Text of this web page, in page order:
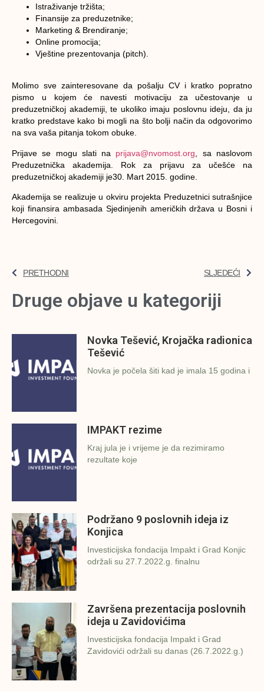
Istraživanje tržišta;
Finansije za preduzetnike;
Marketing & Brendiranje;
Online promocija;
Vještine prezentovanja (pitch).
Molimo sve zainteresovane da pošalju CV i kratko popratno
pismo u kojem će navesti motivaciju za učestovanje u
preduzetničkoj akademiji, te ukoliko imaju poslovnu ideju, da ju
kratko predstave kako bi mogli na što bolji način da odgovorimo
na sva vaša pitanja tokom obuke.
Prijave se mogu slati na prijava@nvomost.org , sa naslovom
Preduzetnička akademija. Rok za prijavu za učešće na
preduzetničkoj akademiji je30. Mart 2015. godine
Akademija se realizuje u okviru projekta Preduzetnici sutrašnjice
koji finansira ambasada Sjedinjenih američkih država u Bosni i
Hercegovini.
PRETHODNI SLJEDEĆI
Druge objave u kategoriji
Novka Tešević, Krojačka radionica
Tešević
Novka je počela šiti kad je imala 15 godina i
IMPAKT rezime
Kraj jula je i vrijeme je da rezimiramo
rezultate koje
Podržano 9 poslovnih ideja iz
Konjica
Investicijska fondacija Impakt i Grad Konjic
održali su 27.7.2022.g. finalnu
Završena prezentacija poslovnih
ideja u Zavidovićima
Investicijska fondacija Impakt i Grad
Zavidovići održali su danas (26.7.2022.g.)